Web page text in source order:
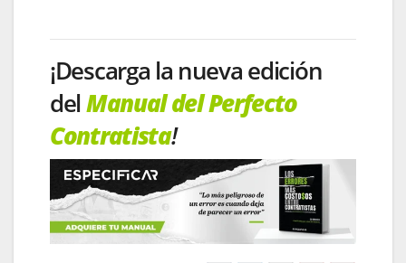
¡Descarga la nueva edición
delManual del Perfecto
Contratista!